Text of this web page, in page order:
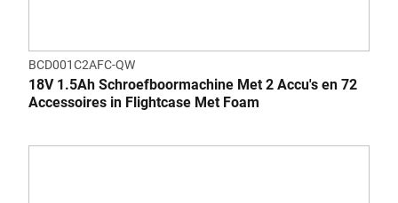
BCD001C2AFC-QW
18V 1.5Ah Schroefboormachine Met 2 Accu's en 72
Accessoires in Flightcase Met Foam